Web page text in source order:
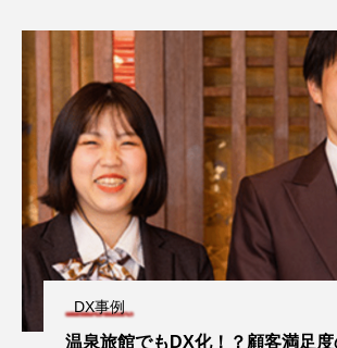
DX事例
温泉旅館でもDX化！？顧客満足